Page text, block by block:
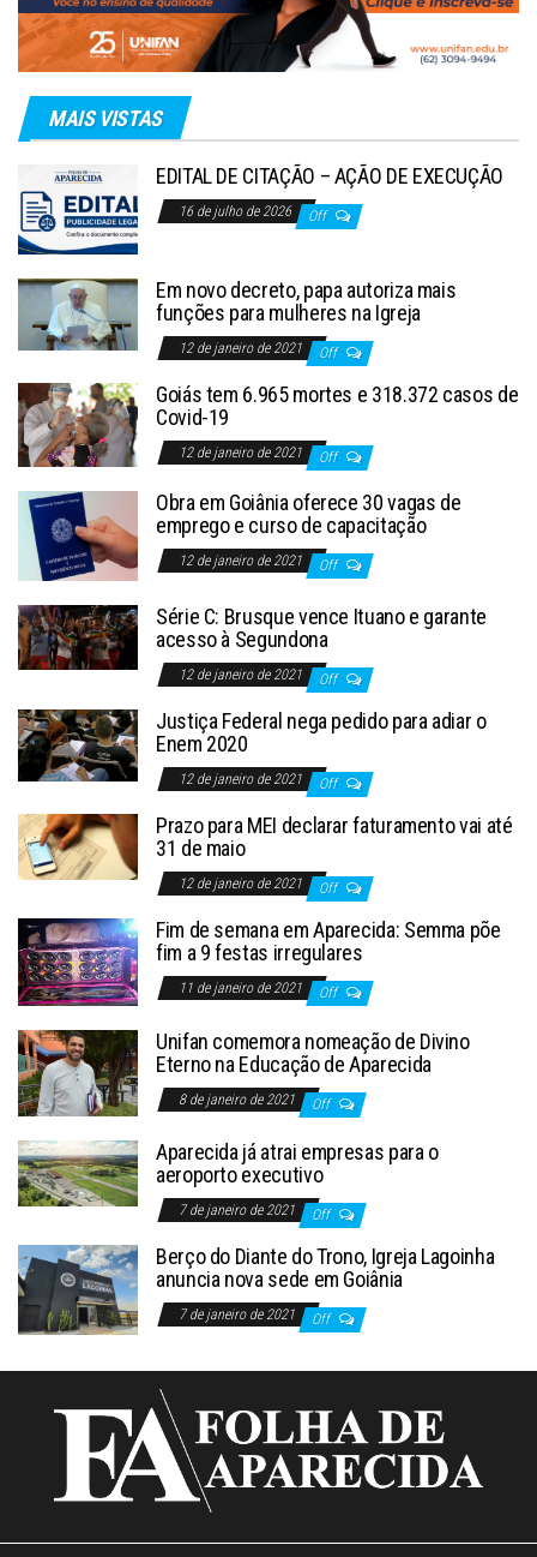
MAIS VISTAS
EDITAL DE CITAÇÃO – AÇÃO DE EXECUÇÃO
16 de julho de 2026 Off
Em novo decreto, papa autoriza mais
funções para mulheres na Igreja
12 de janeiro de 2021 Off
Goiás tem 6.965 mortes e 318.372 casos de
Covid-19
12 de janeiro de 2021 Off
Obra em Goiânia oferece 30 vagas de
emprego e curso de capacitação
12 de janeiro de 2021 Off
Série C: Brusque vence Ituano e garante
acesso à Segundona
12 de janeiro de 2021 Off
Justiça Federal nega pedido para adiar o
Enem 2020
12 de janeiro de 2021 Off
Prazo para MEI declarar faturamento vai até
31 de maio
12 de janeiro de 2021 Off
Fim de semana em Aparecida: Semma põe
fim a 9 festas irregulares
11 de janeiro de 2021 Off
Unifan comemora nomeação de Divino
Eterno na Educação de Aparecida
8 de janeiro de 2021 Off
Aparecida já atrai empresas para o
aeroporto executivo
7 de janeiro de 2021 Off
Berço do Diante do Trono, Igreja Lagoinha
anuncia nova sede em Goiânia
7 de janeiro de 2021 Off